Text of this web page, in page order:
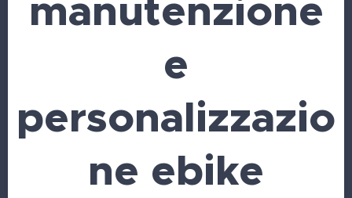
manutenzione
e
personalizzazio
ne ebike